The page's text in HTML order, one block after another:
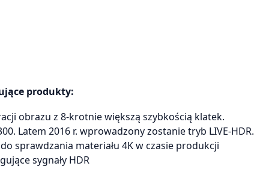
produkty:
obrazu z 8-krotnie większą szybkością klatek.
Latem 2016 r. wprowadzony zostanie tryb LIVE-HDR.
do sprawdzania materiału 4K w czasie produkcji
sygnały HDR